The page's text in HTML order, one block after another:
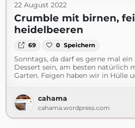
22 August 2022
Crumble mit birnen,
heidelbeeren
69 0 Speichern
Sonntags, da darf es gerne mal ein
Dessert sein, am besten natürlich
Garten. Feigen haben wir in Hülle
cahama
cahama.wordpress.com